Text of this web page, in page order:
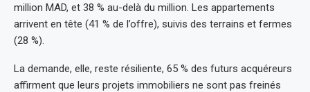
million MAD, et 38 % au-delà du million. Les appartements
arrivent en tête (41 % de l’offre), suivis des terrains et fermes
(28 %).
La demande, elle, reste résiliente, 65 % des futurs acquéreurs
affirment que leurs projets immobiliers ne sont pas freinés